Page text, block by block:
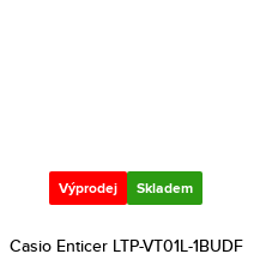
Výprodej Skladem
Casio Enticer LTP-VT01L-1BUDF